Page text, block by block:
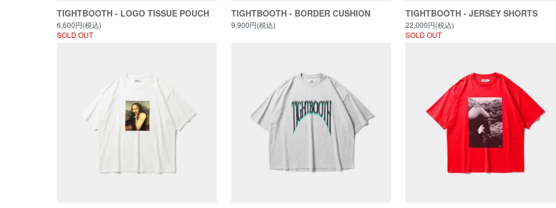
TIGHTBOOTH - LOGO TISSUE POUCH
6,600円(税込)
SOLD OUT
TIGHTBOOTH - BORDER CUSHION
9,900円(税込)
TIGHTBOOTH - JERSEY SHORTS
22,000円(税込)
SOLD OUT